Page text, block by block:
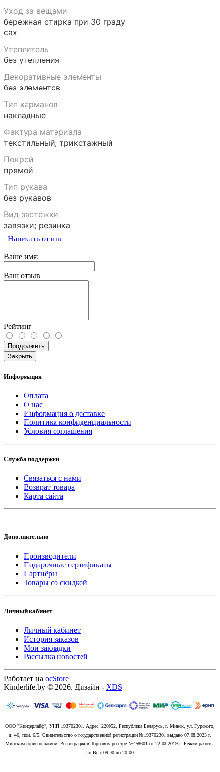
Уход за вещами
бережная стирка при 30 граду
сах
Утеплитель
без утепления
Декоративные элементы
без элементов
Тип карманов
накладные
Фактура материала
текстильный; трикотажный
Покрой
прямой
Тип рукава
без рукавов
Вид застежки
завязки; резинка
Комплектация
шорты; майка
Пол
Мальчики
Страна бренда
Россия
Страна производитель
Китай
Написать отзыв
Ваше имя:
Ваш отзыв
Рейтинг
Продолжить
Закрыть
Информация
Оплата
О нас
Информация о доставке
Политика конфиденциальности
Условия соглашения
Служба поддержки
Связаться с нами
Возврат товара
Карта сайта
Дополнительно
Производители
Подарочные сертификаты
Партнёры
Товары со скидкой
Личный кабинет
Личный кабинет
История заказов
Мои закладки
Рассылка новостей
Работает на ocStore
Kinderlife.by © 2026. Дизайн - XDS
ООО "Киндерлайф", УНП 193702301. Адрес: 220052, Республика Беларусь, г. Минск, ул. Гурского,
д. 46, пом. 6/5. Свидетельство о государственной регистрации №193702301 выдано 07.08.2023 г.
Минским горисполкомом. Регистрация в Торговом реестре №458601 от 22.08.2019 г. Режим работы:
Пн-Вс с 09:00 до 20:00.